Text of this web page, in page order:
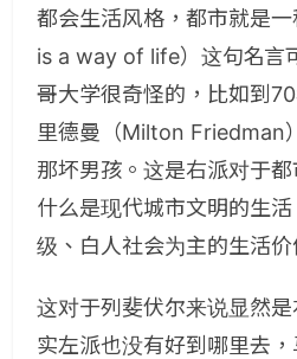
都会生活风格，都市就是
is a way of life）这句名言
哥大学很奇怪的，比如到
里德曼（Milton Friedman
那坏男孩。这是右派对于
什么是现代城市文明的生
级、白人社会为主的生活价
这对于列斐伏尔来说显然
实左派也没有好到哪里去